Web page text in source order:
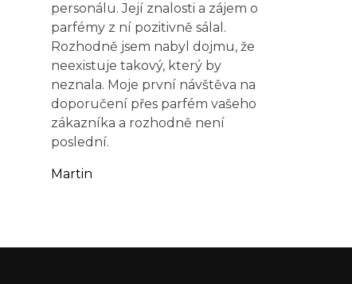
personálu. Její znalosti a zájem o
parfémy z ní pozitivně sálal.
Rozhodně jsem nabyl dojmu, že
neexistuje takový, který by
neznala. Moje první návštěva na
doporučení přes parfém vašeho
zákazníka a rozhodně není
poslední.
Martin